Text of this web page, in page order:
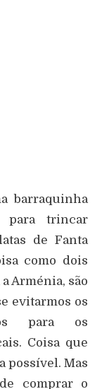
barraquinha
para trincar
de Fanta
como dois
Arménia, são
evitarmos os
para os
Coisa que
possível. Mas
comprar o